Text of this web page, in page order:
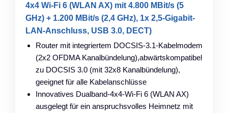
4x4 Wi-Fi 6 (WLAN AX) mit 4.800 MBit/s (5
GHz) + 1.200 MBit/s (2,4 GHz), 1x 2,5-Gigabit-
LAN-Anschluss, USB 3.0, DECT)
Router mit integriertem DOCSIS-3.1-Kabelmodem
(2x2 OFDMA Kanalbündelung),abwärtskompatibel
zu DOCSIS 3.0 (mit 32x8 Kanalbündelung),
geeignet für alle Kabelanschlüsse
Innovatives Dualband-4x4-Wi-Fi 6 (WLAN AX)
ausgelegt für ein anspruchsvolles Heimnetz mit